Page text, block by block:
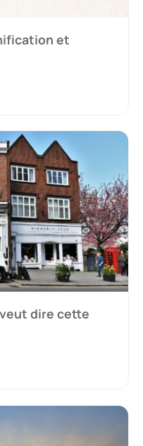
et
dire cette